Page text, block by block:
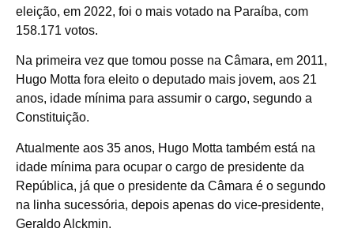
eleição, em 2022, foi o mais votado na Paraíba, com
158.171 votos.
Na primeira vez que tomou posse na Câmara, em 2011,
Hugo Motta fora eleito o deputado mais jovem, aos 21
anos, idade mínima para assumir o cargo, segundo a
Constituição.
Atualmente aos 35 anos, Hugo Motta também está na
idade mínima para ocupar o cargo de presidente da
República, já que o presidente da Câmara é o segundo
na linha sucessória, depois apenas do vice-presidente,
Geraldo Alckmin.